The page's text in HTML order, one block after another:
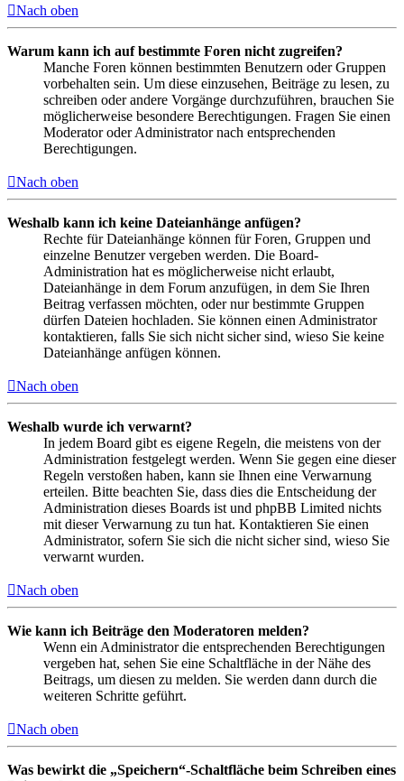
Nach oben
Warum kann ich auf bestimmte Foren nicht zugreifen?
Manche Foren können bestimmten Benutzern oder Gruppen
vorbehalten sein. Um diese einzusehen, Beiträge zu lesen, zu
schreiben oder andere Vorgänge durchzuführen, brauchen Sie
möglicherweise besondere Berechtigungen. Fragen Sie einen
Moderator oder Administrator nach entsprechenden
Berechtigungen.
Nach oben
Weshalb kann ich keine Dateianhänge anfügen?
Rechte für Dateianhänge können für Foren, Gruppen und
einzelne Benutzer vergeben werden. Die Board-
Administration hat es möglicherweise nicht erlaubt,
Dateianhänge in dem Forum anzufügen, in dem Sie Ihren
Beitrag verfassen möchten, oder nur bestimmte Gruppen
dürfen Dateien hochladen. Sie können einen Administrator
kontaktieren, falls Sie sich nicht sicher sind, wieso Sie keine
Dateianhänge anfügen können.
Nach oben
Weshalb wurde ich verwarnt?
In jedem Board gibt es eigene Regeln, die meistens von der
Administration festgelegt werden. Wenn Sie gegen eine dieser
Regeln verstoßen haben, kann sie Ihnen eine Verwarnung
erteilen. Bitte beachten Sie, dass dies die Entscheidung der
Administration dieses Boards ist und phpBB Limited nichts
mit dieser Verwarnung zu tun hat. Kontaktieren Sie einen
Administrator, sofern Sie sich die nicht sicher sind, wieso Sie
verwarnt wurden.
Nach oben
Wie kann ich Beiträge den Moderatoren melden?
Wenn ein Administrator die entsprechenden Berechtigungen
vergeben hat, sehen Sie eine Schaltfläche in der Nähe des
Beitrags, um diesen zu melden. Sie werden dann durch die
weiteren Schritte geführt.
Nach oben
Was bewirkt die „Speichern“-Schaltfläche beim Schreiben eines